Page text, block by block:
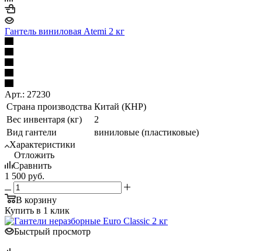
Гантель виниловая Atemi 2 кг
Арт.: 27230
Страна производства Китай (КНР)
Вес инвентаря (кг)
2
Вид гантели
виниловые (пластиковые)
Характеристики
Отложить
Сравнить
1 500 руб.
В корзину
Купить в 1 клик
Быстрый просмотр